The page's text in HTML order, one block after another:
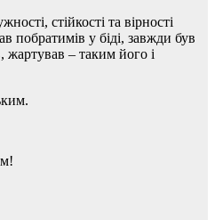
стійкості та вірності
побратимів у біді, завжди був
жартував – таким його і